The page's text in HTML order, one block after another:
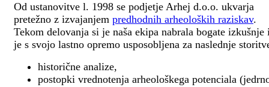
Od ustanovitve l. 1998 se podjetje Arhej d.o.o. ukvarja
pretežno z izvajanjem predhodnih arheoloških raziskav.
Tekom delovanja si je naša ekipa nabrala bogate izkušnje
je s svojo lastno opremo usposobljena za naslednje
historične analize,
postopki vrednotenja arheološkega potenciala